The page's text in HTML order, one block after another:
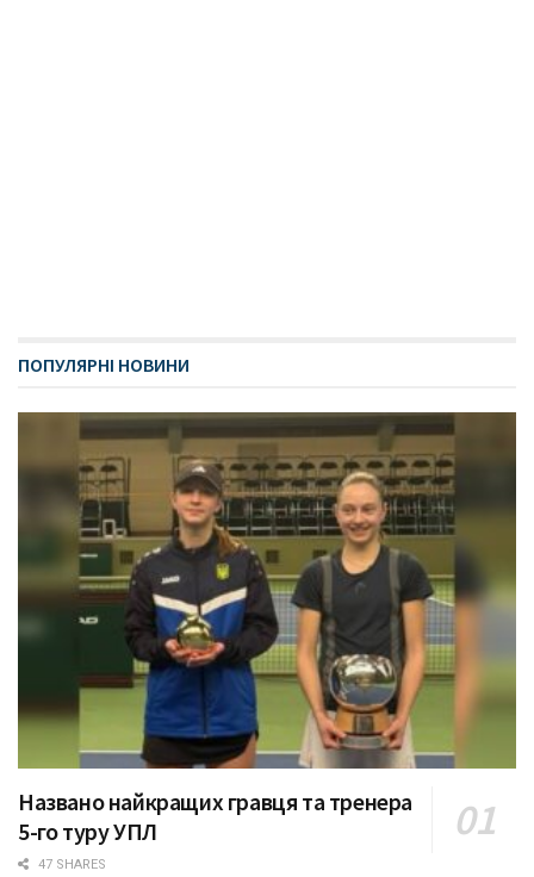
ПОПУЛЯРНІ НОВИНИ
Названо найкращих гравця та тренера
5-го туру УПЛ
47 SHARES